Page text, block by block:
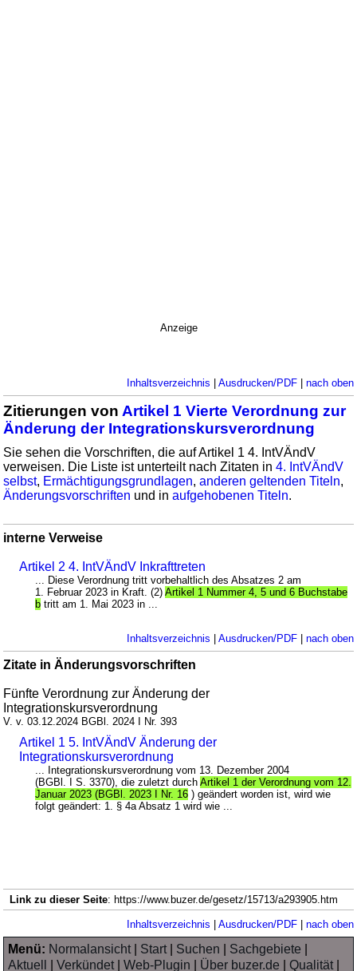
Anzeige
Inhaltsverzeichnis | Ausdrucken/PDF| nach oben
Zitierungen von Artikel 1 Vierte Verordnung zur
Änderung der Integrationskursverordnung
Sie sehen die Vorschriften, die auf Artikel 1 4. IntVÄndV
verweisen. Die Liste ist unterteilt nach Zitaten in4. IntVÄndV
selbst, Ermächtigungsgrundlagen,anderen geltenden Titeln,
Änderungsvorschriften und inaufgehobenen Titeln.
interne Verweise
Artikel 2 4. IntVÄndV Inkrafttreten
... Diese Verordnung tritt vorbehaltlich des Absatzes 2 am
1. Februar 2023 in Kraft. (2)Artikel 1 Nummer 4, 5 und 6 Buchstabe
b tritt am 1. Mai 2023 in ...
Inhaltsverzeichnis | Ausdrucken/PDF| nach oben
Zitate in Änderungsvorschriften
Fünfte Verordnung zur Änderung der
Integrationskursverordnung
V. v. 03.12.2024 BGBl. 2024 I Nr. 393
Artikel 1 5. IntVÄndV Änderung der
Integrationskursverordnung
... Integrationskursverordnung vom 13. Dezember 2004
(BGBl. I S. 3370), die zuletzt durchArtikel 1 der Verordnung vom 12.
Januar 2023 (BGBl. 2023 I Nr. 16 ) geändert worden ist, wird wie
folgt geändert: 1. § 4a Absatz 1 wird wie ...
Link zu dieser Seite: https://www.buzer.de/gesetz/15713/a293905.htm
Inhaltsverzeichnis | Ausdrucken/PDF| nach oben
Menü: Normalansicht| Start| Suchen Sachgebiete
Aktuell
|Verkündet|Web-Plugin Über buzer.de |Qualität|